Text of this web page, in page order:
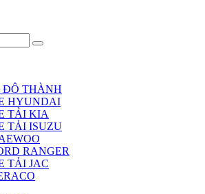
ĐÔ THÀNH
HYUNDAI
TẢI KIA
TẢI ISUZU
RANGER
TẢI JAC